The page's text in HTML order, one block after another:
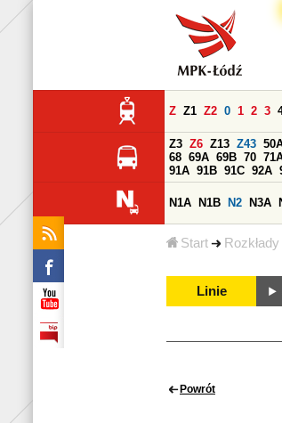
Start
Z Z1 Z2 0 1 2 3
Z3 Z6 Z13 Z43
68 69A 69B 70
91A 91B 91C 92A
N1A N1B N2 N3A
Linie
Powrót